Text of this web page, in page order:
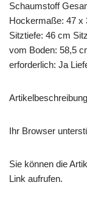
Schaumstoff
Hockermaße: 47 x
Sitztiefe: 46 cm
vom Boden: 58,5
erforderlich: Ja
Ihr Browser
Sie können die
Link aufrufen.